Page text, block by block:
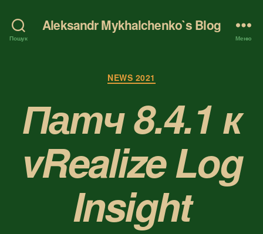
Пошук
Aleksandr Mykhalchenko`s Blog
Меню
Категорії
NEWS 2021
Патч 8.4.1 к
vRealize Log
Insight